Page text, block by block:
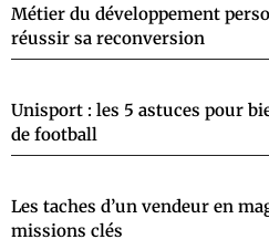
Métier du développement
réussir sa reconversion
Unisport : les 5 astuces pour
de football
Les taches d’un vendeur en
missions clés